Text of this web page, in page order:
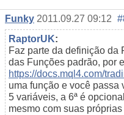
Funky 2011.09.27 09:12
RaptorUK:
Faz parte da definição da
das Funções padrão, por
https://docs.mql4.com/
uma função e você passa
5 variáveis, a 6ª é
mesmo com suas